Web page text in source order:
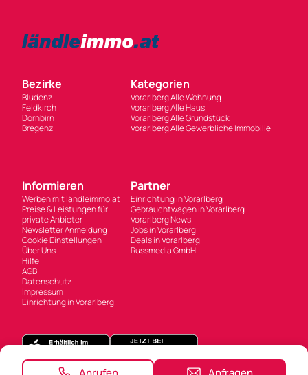
Bezirke
Bludenz
Feldkirch
Dornbirn
Bregenz
Kategorien
Vorarlberg Alle Wohnung
Vorarlberg Alle Haus
Vorarlberg Alle Grundstück
Vorarlberg Alle Gewerbliche Immobilie
Informieren
Werben mit ländleimmo.at
Preise & Leistungen für
private Anbieter
Newsletter Anmeldung
Cookie Einstellungen
Über Uns
Hilfe
AGB
Datenschutz
Impressum
Einrichtung in Vorarlberg
Partner
Einrichtung in Vorarlberg
Gebrauchtwagen in Vorarlberg
Vorarlberg News
Jobs in Vorarlberg
Deals in Vorarlberg
Russmedia GmbH